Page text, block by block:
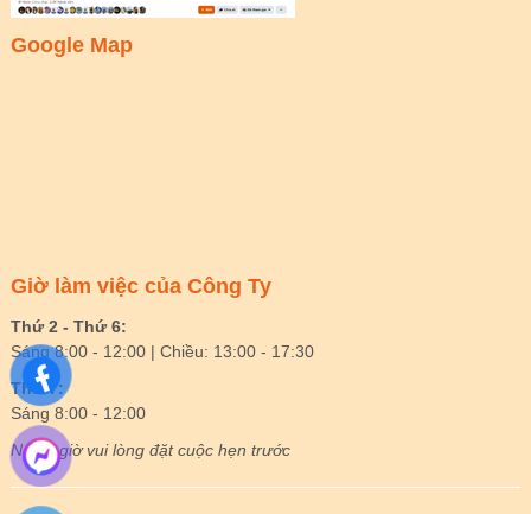
Google Map
Giờ làm việc của Công Ty
Thứ 2 - Thứ 6:
Sáng 8:00 - 12:00 | Chiều: 13:00 - 17:30
Thứ 7:
Sáng 8:00 - 12:00
Ngoài giờ vui lòng đặt cuộc hẹn trước